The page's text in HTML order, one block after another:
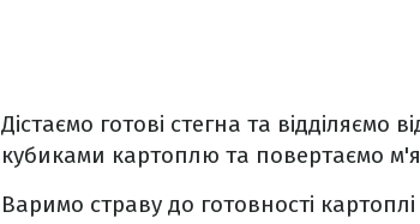
Дістаємо готові стегна та відділяємо
кубиками картоплю та повертаємо
Варимо страву до готовності